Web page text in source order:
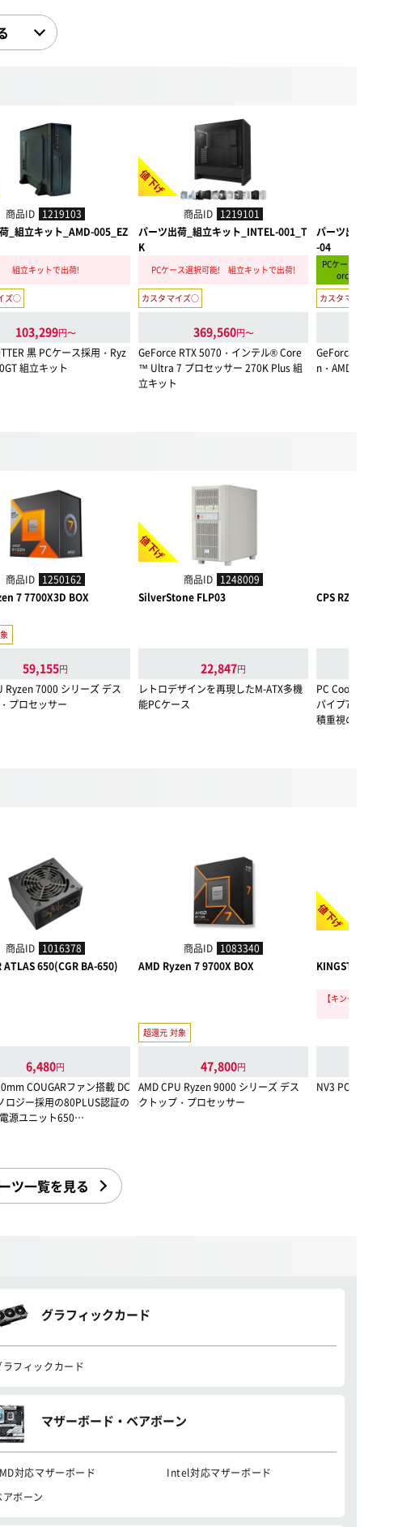
商品ID 1219103
_組立キット_AMD-005_EZ
組立キットで出荷!
ズ○
103,299円〜
黒 PCケース採用・Ryz
組立キット
値下げ
商品ID 1219101
パーツ出荷_組立キット_INTEL-001_T
K
PCケース選択可能! 組立キットで出荷!
カスタマイズ○
369,560円〜
GeForce RTX 5070・インテル® Core
™ Ultra 7 プロセッサー 270K Plus 組
立キット
パーツ出荷_組立キッ
-04
PCケース選択可能! 組
orce RTX 5090
カスタマイズ○
GeForce RTX 5090
n・AMD Ryzen 7
商品ID 1250162
7 7700X3D BOX
59,155円
Ryzen 7000 シリーズ デス
プロセッサー
値下げ
商品ID 1248009
SilverStone FLP03
22,847円
レトロデザインを再現したM-ATX多機
能PCケース
CPS RZ700D White
PC Cooler「CPS」ブ
パイプ7本搭載のヒー
積重視のシングルタ
商品ID 1016378
ATLAS 650(CGR BA-650)
6,480円
COUGARファン搭載 DC
ロジー採用の80PLUS認証の
源ユニット650…
商品ID 1083340
AMD Ryzen 7 9700X BOX
超還元 対象
47,800円
AMD CPU Ryzen 9000 シリーズ デス
クトップ・プロセッサー
値下げ
KINGSTON SNV3S/
【キングストン 夏セー
NV3 PCIe 4.0 NVMe
ツ一覧を見る
グラフィックカード
ラフィックカード
マザーボード・ベアボーン
対応マザーボード
Intel対応マザーボード
アボーン